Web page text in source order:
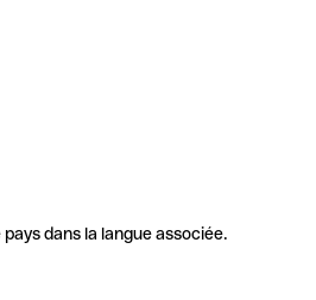
dans la langue associée.